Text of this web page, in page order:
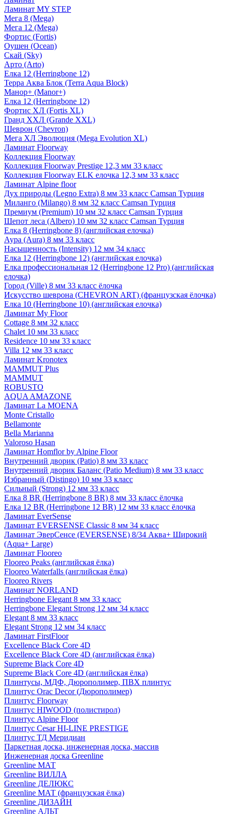
Ламинат MY STEP
Мега 8 (Mega)
Мега 12 (Mega)
Фортис (Fortis)
Оушен (Ocean)
Скай (Sky)
Арто (Arto)
Елка 12 (Herringbone 12)
Терра Аква Блок (Terra Aqua Block)
Манор+ (Manor+)
Елка 12 (Herringbone 12)
Фортис ХЛ (Fortis XL)
Гранд ХХЛ (Grande XXL)
Шеврон (Chevron)
Мега ХЛ Эволюция (Mega Evolution XL)
Ламинат Floorway
Коллекция Floorway
Коллекция Floorway Prestige 12,3 мм 33 класс
Коллекция Floorway ELK елочка 12,3 мм 33 класс
Ламинат Alpine floor
Дух природы (Legno Extra) 8 мм 33 класс Camsan Турция
Миланго (Milango) 8 мм 32 класс Camsan Турция
Премиум (Premium) 10 мм 32 класс Camsan Турция
Шепот леса (Albero) 10 мм 32 класс Camsan Турция
Елка 8 (Herringbone 8) (английская елочка)
Аура (Aura) 8 мм 33 класс
Насыщенность (Intensity) 12 мм 34 класс
Елка 12 (Herringbone 12) (английская елочка)
Елка профессиональная 12 (Herringbone 12 Pro) (английская
елочка)
Город (Ville) 8 мм 33 класс ёлочка
Искусство шеврона (CHEVRON ART) (французская ёлочка)
Елка 10 (Herringbone 10) (английская елочка)
Ламинат My Floor
Cottage 8 мм 32 класс
Chalet 10 мм 33 класс
Residence 10 мм 33 класс
Villa 12 мм 33 класс
Ламинат Kronotex
MAMMUT Plus
MAMMUT
ROBUSTO
AQUA AMAZONE
Ламинат La MOENA
Monte Cristallo
Bellamonte
Bella Marianna
Valoroso Hasan
Ламинат Homflor by Alpine Floor
Внутренний дворик (Patio) 8 мм 33 класс
Внутренний дворик Баланс (Patio Medium) 8 мм 33 класс
Избранный (Distingo) 10 мм 33 класс
Сильный (Strong) 12 мм 33 класс
Елка 8 BR (Herringbone 8 BR) 8 мм 33 класс ёлочка
Елка 12 BR (Herringbone 12 BR) 12 мм 33 класс ёлочка
Ламинат EverSense
Ламинат EVERSENSE Classic 8 мм 34 класс
Ламинат ЭверСенсе (EVERSENSE) 8/34 Аква+ Широкий
(Aqua+ Large)
Ламинат Flooreo
Flooreo Peaks (английская ёлка)
Flooreo Waterfalls (английская ёлка)
Flooreo Rivers
Ламинат NORLAND
Herringbone Elegant 8 мм 33 класс
Herringbone Elegant Strong 12 мм 34 класс
Elegant 8 мм 33 класс
Elegant Strong 12 мм 34 класс
Ламинат FirstFloor
Excellence Black Core 4D
Excellence Black Core 4D (английская ёлка)
Supreme Black Core 4D
Supreme Black Core 4D (английская ёлка)
Плинтусы, МДФ, Дюрополимер, ПВХ плинтус
Плинтус Orac Decor (Дюрополимер)
Плинтус Floorway
Плинтус HIWOOD (полистирол)
Плинтус Alpine Floor
Плинтус Cesar HI-LINE PRESTIGE
Плинтус ТД Меридиан
Паркетная доска, инженерная доска, массив
Инженерная доска Greenline
Greenline МАТ
Greenline ВИЛЛА
Greenline ДЕЛЮКС
Greenline МАТ (французская ёлка)
Greenline ДИЗАЙН
Greenline АЛЬТ